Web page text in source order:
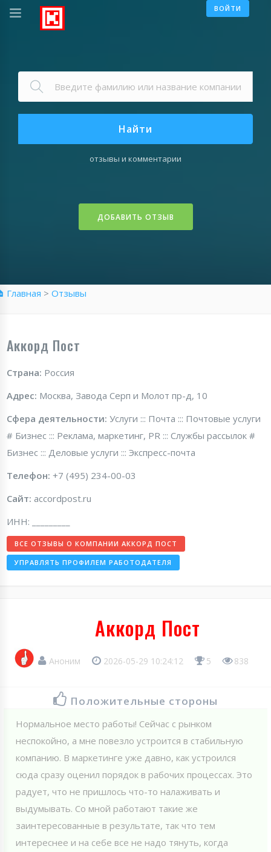
ВОЙТИ
Найти
отзывы и комментарии
ДОБАВИТЬ ОТЗЫВ
Главная > Отзывы
Аккорд Пост
Страна: Россия
Адрес: Москва, Завода Серп и Молот пр-д, 10
Сфера деятельности: Услуги ::: Почта ::: Почтовые услуги
# Бизнес ::: Реклама, маркетинг, PR ::: Службы рассылок #
Бизнес ::: Деловые услуги ::: Экспресс-почта
Телефон: +7 (495) 234-00-03
Сайт: accordpost.ru
ИНН: _________
ВСЕ ОТЗЫВЫ О КОМПАНИИ АККОРД ПОСТ
УПРАВЛЯТЬ ПРОФИЛЕМ РАБОТОДАТЕЛЯ
Аккорд Пост
Аноним 2026-05-29 10:24:12 5 838
Положительные стороны
Нормальное место работы! Сейчас с рынком
неспокойно, а мне повезло устроится в стабильную
компанию. В маркетинге уже давно, как устроился
сюда сразу оценил порядок в рабочих процессах. Это
радует, что не пришлось что-то налаживать и
выдумывать. Со мной работают такие же
заинтересованные в результате, так что тем
интереснее и на себе все не надо тянуть, когда